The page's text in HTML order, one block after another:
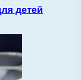
детей